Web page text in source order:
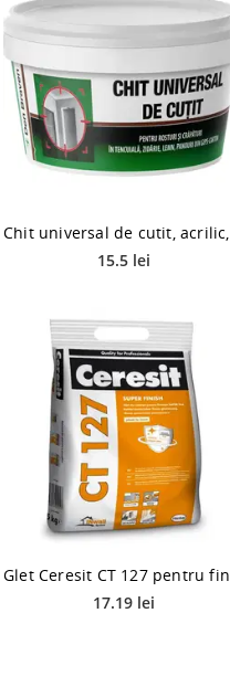
15.5 lei
17.19 lei